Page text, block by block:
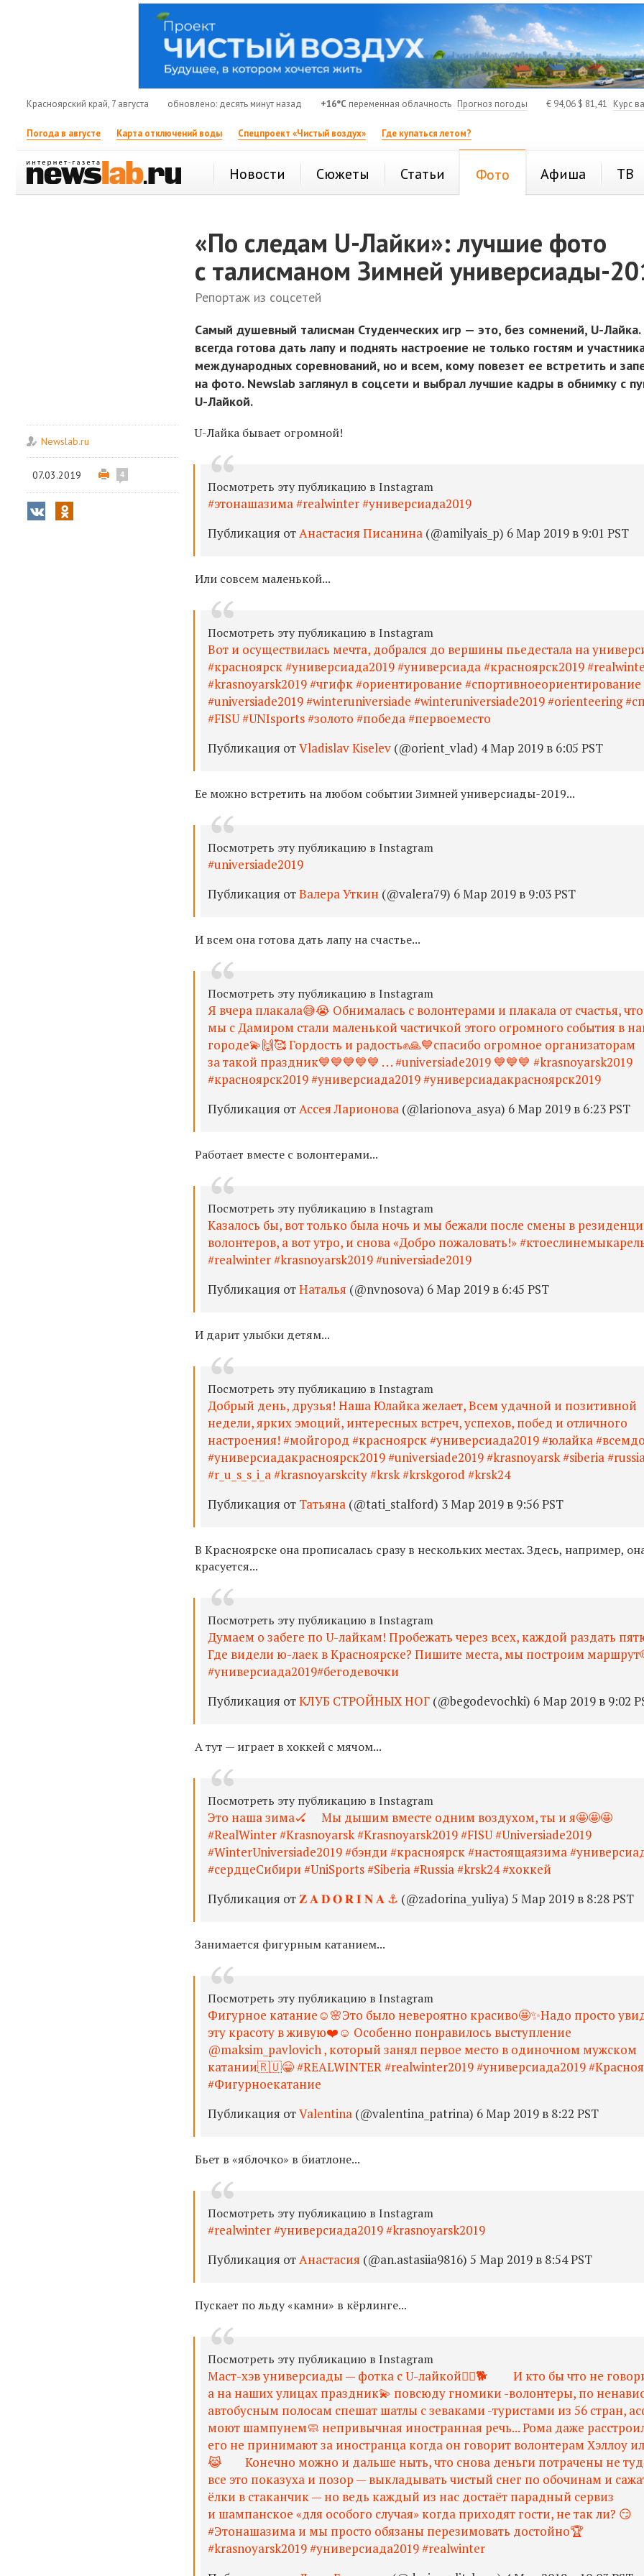
Красноярский край, 7 августа обновлено: десять минут назад +16°C переменная облачность Прогноз погоды € 94,06 $ 81,41 Курс
Погода в августе Карта отключений воды Спецпроект «Чистый воздух» Где купаться летом?
Новости Сюжеты Статьи Фото Афиша ТВ
«По следам U-Лайки»: лучшие фото
с талисманом Зимней универсиады-
Репортаж из соцсетей
Самый душевный талисман Студенческих игр — это, без сомнений, U-
всегда готова дать лапу и поднять настроение не только гостям и
международных соревнований, но и всем, кому повезет ее встретить и
на фото. Newslab заглянул в соцсети и выбрал лучшие кадры в обнимку с
U-Лайкой.
Newslab.ru
07.03.2019 4
U-Лайка бывает огромной!
Посмотреть эту публикацию в Instagram
#этонашазима #realwinter #универсиада2019
Публикация отАнастасия Писанина (@amilyais_p) 6 Мар 2019 в 9:01 PST
Или совсем маленькой...
Посмотреть эту публикацию в Instagram
Вот и осуществилась мечта, добрался до вершины пьедестала на
#красноярск #универсиада2019 #универсиада #красноярск2019
#krasnoyarsk2019 #чгифк #ориентирование #спортивноеориентирование
#universiade2019 #winteruniversiade #winteruniversiade2019 #orienteering
#FISU #UNIsports #золото #победа #первоеместо
Публикация отVladislav Kiselev (@orient_vlad) 4 Мар 2019 в 6:05 PST
Ее можно встретить на любом событии Зимней универсиады-2019...
Посмотреть эту публикацию в Instagram
#universiade2019
Публикация отВалера Уткин (@valera79) 6 Мар 2019 в 9:03 PST
И всем она готова дать лапу на счастье...
Посмотреть эту публикацию в Instagram
Я вчера плакала😅😭 Обнималась с волонтерами и плакала от счастья, что
мы с Дамиром стали маленькой частичкой этого огромного события в
городе💫🙌🥰 Гордость и радость✊🙏💙спасибо огромное организаторам
за такой праздник💙💙💙💙💙 . . . #universiade2019 💙💙💙 #krasnoyarsk2019
#красноярск2019 #универсиада2019 #универсиадакрасноярск2019
Публикация отАссея Ларионова (@larionova_asya) 6 Мар 2019 в 6:23 PST
Работает вместе с волонтерами...
Посмотреть эту публикацию в Instagram
Казалось бы, вот только была ночь и мы бежали после смены в
волонтеров, а вот утро, и снова «Добро пожаловать!»
#realwinter #krasnoyarsk2019 #universiade2019
Публикация отНаталья (@nvnosova) 6 Мар 2019 в 6:45 PST
И дарит улыбки детям...
Посмотреть эту публикацию в Instagram
Добрый день, друзья! Наша Юлайка желает, Всем удачной и позитивной
недели, ярких эмоций, интересных встреч, успехов, побед и отличного
настроения! #мойгород #красноярск #универсиада2019 #юлайка
#универсиадакрасноярск2019 #universiade2019 #krasnoyarsk #siberia
#r_u_s_s_i_a #krasnoyarskcity #krsk #krskgorod #krsk24
Публикация от Татьяна (@tati_stalford) 3 Мар 2019 в 9:56 PST
В Красноярске она прописалась сразу в нескольких местах. Здесь, например,
красуется...
Посмотреть эту публикацию в Instagram
Думаем о забеге по U-лайкам! Пробежать через всех, каждой раздать
Где видели ю-лаек в Красноярске? Пишите места, мы построим
#универсиада2019#бегодевочки
Публикация отКЛУБ СТРОЙНЫХ НОГ (@begodevochki) 6 Мар 2019 в 9:02
А тут — играет в хоккей с мячом...
Посмотреть эту публикацию в Instagram
Это наша зима🏑 ⠀ Мы дышим вместе одним воздухом, ты и я🤩🤩🤩 ⠀
#RealWinter #Krasnoyarsk #Krasnoyarsk2019 #FISU #Universiade2019
#WinterUniversiade2019 #бэнди #красноярск #настоящаязима
#сердцеСибири #UniSports #Siberiа #Russia #krsk24 #хоккей
Публикация от𝐙 𝐀 𝐃 𝐎 𝐑 𝐈 𝐍 𝐀 ⚓️ (@zadorina_yuliya) 5 Мар 2019 в 8:28 PST
Занимается фигурным катанием...
Посмотреть эту публикацию в Instagram
Фигурное катание☺️🌸Это было невероятно красиво🤩✨Надо просто
эту красоту в живую❤️☺️ Особенно понравилось выступление
@maksim_pavlovich , который занял первое место в одиночном мужском
катании🇷🇺😁 #REALWINTER #realwinter2019 #универсиада2019
#Фигурноекатание
Публикация отValentina (@valentina_patrina) 6 Мар 2019 в 8:22 PST
Бьет в «яблочко» в биатлоне...
Посмотреть эту публикацию в Instagram
#realwinter #универсиада2019 #krasnoyarsk2019
Публикация отАнастасия (@an.astasiia9816) 5 Мар 2019 в 8:54 PST
Пускает по льду «камни» в кёрлинге...
Посмотреть эту публикацию в Instagram
Маст-хэв универсиады — фотка с U-лайкой👌🏼🐕 ⠀ ⠀ И кто бы что не
а на наших улицах праздник💫 повсюду гномики -волонтеры, по
автобусным полосам спешат шатлы с зеваками -туристами из 56 стран,
моют шампунем🧼 непривычная иностранная речь... Рома даже
его не принимают за иностранца когда он говорит волонтерам Хэллоу
😹⠀ ⠀ Конечно можно и дальше ныть, что снова деньги потрачены не
все это показуха и позор — выкладывать чистый снег по обочинам и
ёлки в стаканчик — но ведь каждый из нас достаёт парадный сервиз
и шампанское «для особого случая» когда приходят гости, не так ли? 😏⠀ ⠀
#Этонашазима и мы просто обязаны перезимовать достойно🏆⠀ ⠀
#krasnoyarsk2019 #универсиада2019 #realwinter